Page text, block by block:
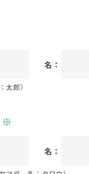
名：
郎）
※
名：